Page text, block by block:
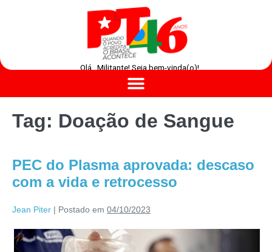
Olá , Militante! Seja bem-vinda(o)!
Tag: Doação de Sangue
PEC do Plasma aprovada: descaso
com a vida e retrocesso
Jean Piter | Postado em 04/10/2023